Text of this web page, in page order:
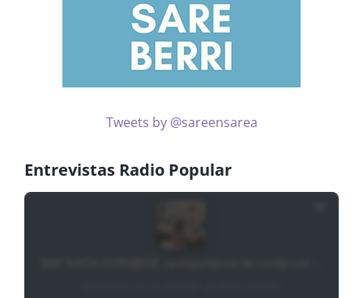
Tweets by @sareensarea
Entrevistas Radio Popular